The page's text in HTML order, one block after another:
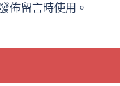
佈留言時使用。